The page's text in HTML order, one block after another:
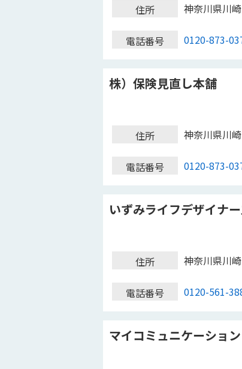
住所 神奈川県川
電話番号 0120-873-
株）保険見直し本舗
住所 神奈川県川
電話番号 0120-873-
いずみライフデザイナ
住所 神奈川県川
電話番号 0120-561-
マイコミュニケーショ